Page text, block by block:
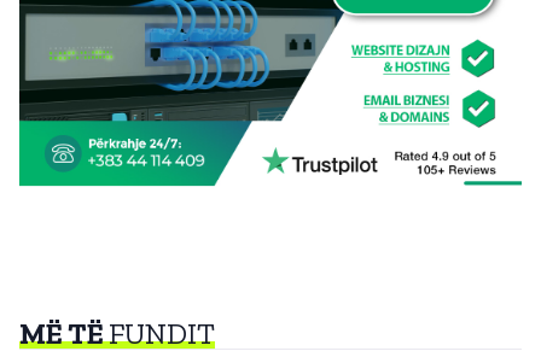
MË TËFUNDIT